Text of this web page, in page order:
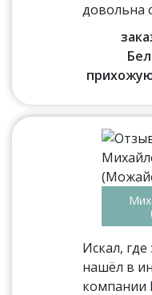
довольна
Искал,
нашёл в
компании